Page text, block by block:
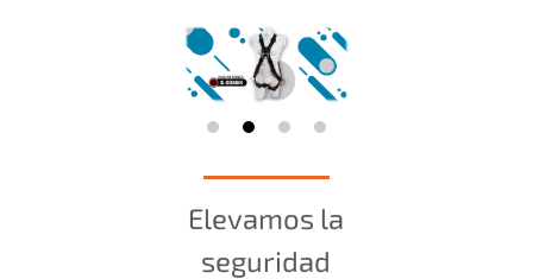
Elevamos la
seguridad